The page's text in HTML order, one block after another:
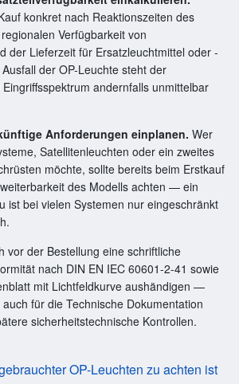
konkret nach Reaktionszeiten des
Verfügbarkeit von
der Lieferzeit für Ersatzleuchtmittel oder -
der OP-Leuchte steht der
andernfalls unmittelbar
Anforderungen einplanen. Wer
Satellitenleuchten oder ein zweites
möchte, sollte bereits beim Erstkauf
des Modells achten — ein
ist bei vielen Systemen nur eingeschränkt
vor der Bestellung eine schriftliche
nach DIN EN IEC 60601-2-41 sowie
mit Lichtfeldkurve aushändigen —
für die Technische Dokumentation
sicherheitstechnische Kontrollen.
OP-Leuchten zu achten ist